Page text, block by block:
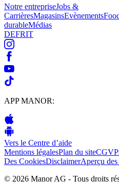
Notre entrepriseJobs &
CarrièresMagasinsEvènements
durableMédias
DEFRIT
APP MANOR:
Vers le Centre d’aide
Mentions légalesPlan du siteCGV
Des CookiesDisclaimerAperçu des
© 2026 Manor AG - Tous droits